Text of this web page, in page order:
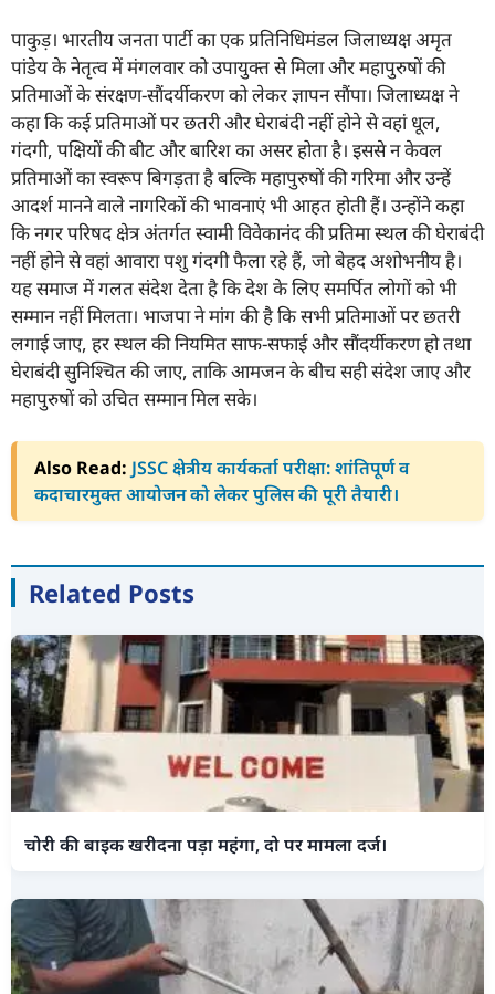
पाकुड़। भारतीय जनता पार्टी का एक प्रतिनिधिमंडल जिलाध्यक्ष अमृत
पांडेय के नेतृत्व में मंगलवार को उपायुक्त से मिला और महापुरुषों की
प्रतिमाओं के संरक्षण-सौंदर्यीकरण को लेकर ज्ञापन सौंपा। जिलाध्यक्ष ने
कहा कि कई प्रतिमाओं पर छतरी और घेराबंदी नहीं होने से वहां धूल,
गंदगी, पक्षियों की बीट और बारिश का असर होता है। इससे न केवल
प्रतिमाओं का स्वरूप बिगड़ता है बल्कि महापुरुषों की गरिमा और उन्हें
आदर्श मानने वाले नागरिकों की भावनाएं भी आहत होती हैं। उन्होंने कहा
कि नगर परिषद क्षेत्र अंतर्गत स्वामी विवेकानंद की प्रतिमा स्थल की घेराबंदी
नहीं होने से वहां आवारा पशु गंदगी फैला रहे हैं, जो बेहद अशोभनीय है।
यह समाज में गलत संदेश देता है कि देश के लिए समर्पित लोगों को भी
सम्मान नहीं मिलता। भाजपा ने मांग की है कि सभी प्रतिमाओं पर छतरी
लगाई जाए, हर स्थल की नियमित साफ-सफाई और सौंदर्यीकरण हो तथा
घेराबंदी सुनिश्चित की जाए, ताकि आमजन के बीच सही संदेश जाए और
महापुरुषों को उचित सम्मान मिल सके।
Also Read: JSSC क्षेत्रीय कार्यकर्ता परीक्षा: शांतिपूर्ण व
कदाचारमुक्त आयोजन को लेकर पुलिस की पूरी तैयारी।
Related Posts
चोरी की बाइक खरीदना पड़ा महंगा, दो पर मामला दर्ज।